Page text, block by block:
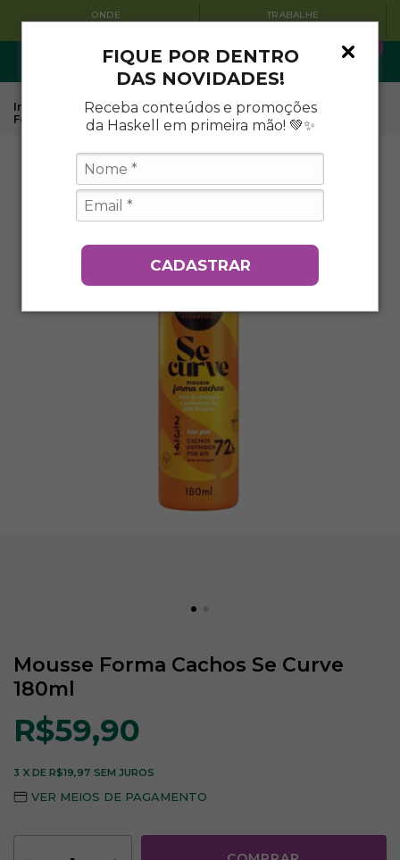
FIQUE POR DENTRO
DAS NOVIDADES!
Receba conteúdos e promoções
da Haskell em primeira mão! 💚✨
CADASTRAR
ONDE
ENCONTRAR
TRABALHE
CONOSCO
Início Tratamentos Capilares Haskell . Se Curve . Mousse
Forma Cachos Se Curve 180ml
Mousse Forma Cachos Se Curve
180ml
R$59,90
3 X DE R$19,97 SEM JUROS
VER MEIOS DE PAGAMENTO